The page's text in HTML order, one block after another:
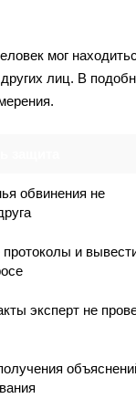
мог
лиц. В
обвинения не
и
эксперт не